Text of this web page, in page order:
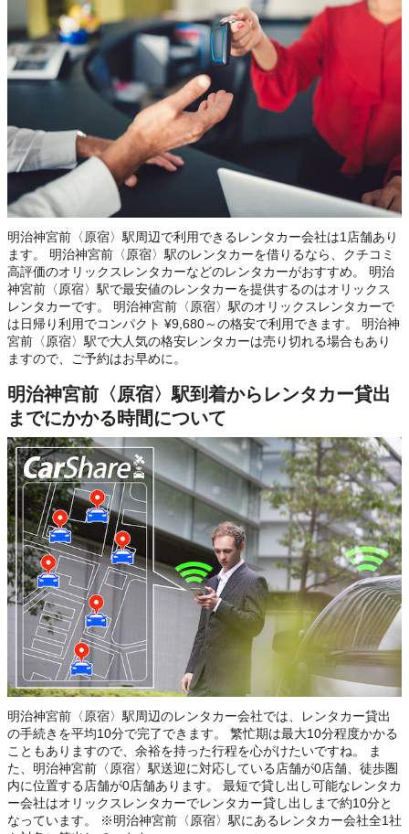
明治神宮前〈原宿〉駅周辺で利用できるレンタカー会社は1店舗あり
ます。 明治神宮前〈原宿〉駅のレンタカーを借りるなら、クチコミ
高評価のオリックスレンタカーなどのレンタカーがおすすめ。 明治
神宮前〈原宿〉駅で最安値のレンタカーを提供するのはオリックス
レンタカーです。 明治神宮前〈原宿〉駅のオリックスレンタカーで
は日帰り利用でコンパクト ¥9,680～の格安で利用できます。 明治神
宮前〈原宿〉駅で大人気の格安レンタカーは売り切れる場合もあり
ますので、ご予約はお早めに。
明治神宮前〈原宿〉駅到着からレンタカー貸出
までにかかる時間について
明治神宮前〈原宿〉駅周辺のレンタカー会社では、レンタカー貸出
の手続きを平均10分で完了できます。 繁忙期は最大10分程度かかる
こともありますので、余裕を持った行程を心がけたいですね。 ま
た、明治神宮前〈原宿〉駅送迎に対応している店舗が0店舗、徒歩圏
内に位置する店舗が0店舗あります。 最短で貸し出し可能なレンタカ
ー会社はオリックスレンタカーでレンタカー貸し出しまで約10分と
なっています。 ※明治神宮前〈原宿〉駅にあるレンタカー会社全1社